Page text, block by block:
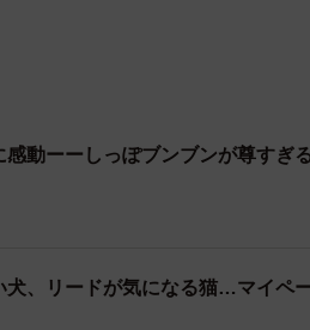
感動ーーしっぽブンブンが尊すぎ
犬、リードが気になる猫…マイペ